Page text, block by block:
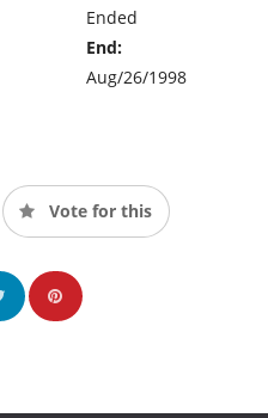
Ended
End:
Aug/26/1998
Vote for this